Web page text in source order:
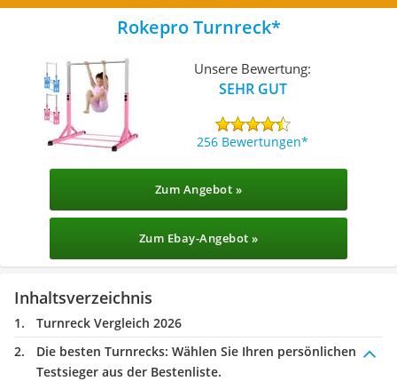
Rokepro Turnreck
Unsere Bewertung:
SEHR GUT
256 Bewertungen
Zum Angebot »
Zum Ebay-Angebot »
Inhaltsverzeichnis
Turnreck Vergleich 2026
Die besten Turnrecks: Wählen Sie Ihren persönlichen
Testsieger aus der Bestenliste.